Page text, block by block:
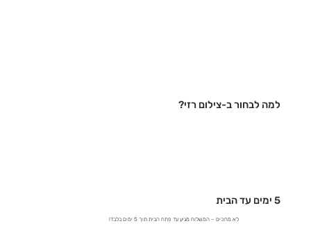
למה לבחור ב-צילום רזי?
5 ימים עד הבית
לא מחכים – המשלוח מגיע עד פתח הבית תוך 5 ימים בלבד!